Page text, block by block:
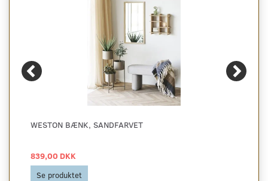
WESTON BÆNK, SANDFARVET
839,00 DKK
Se produktet